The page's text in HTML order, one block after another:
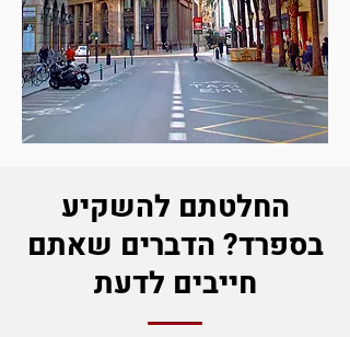
החלטתם להשקיע
בספרד? הדברים שאתם
חייבים לדעת